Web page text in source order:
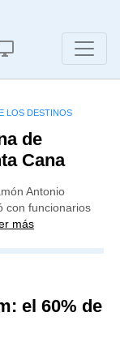
LOS DESTINOS
de
Cana
Antonio
con funcionarios
más
el 60% de